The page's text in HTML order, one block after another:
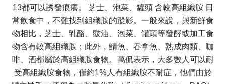
13都可以誘發痕癢。 芝士、泡菜、罐頭 含較高組織胺 日
常飲食中，不難找到組織胺的蹤影。一般來說，與新鮮食
物相比，芝士、乳酪、豉油、泡菜、罐頭等發酵或加工食
物含有較高組織胺；此外，鯖魚、吞拿魚、熟成肉類、咖
啡、酒都屬於高組織胺食物。萬侃表示，大多數人可以耐
受高組織胺食物，僅約1%人有組織胺不耐症，他們由於